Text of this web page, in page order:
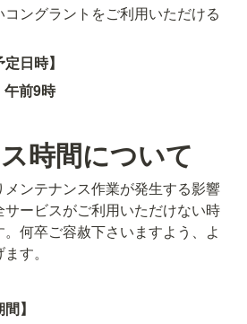
ングラントをご利用いただける
日時】
前9時
時間について
メンテナンス作業が発生する影響
ービスがご利用いただけない時
何卒ご容赦下さいますよう、よ
す。
】